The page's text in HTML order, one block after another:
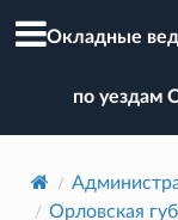
Окладные
по уездам
Орловская